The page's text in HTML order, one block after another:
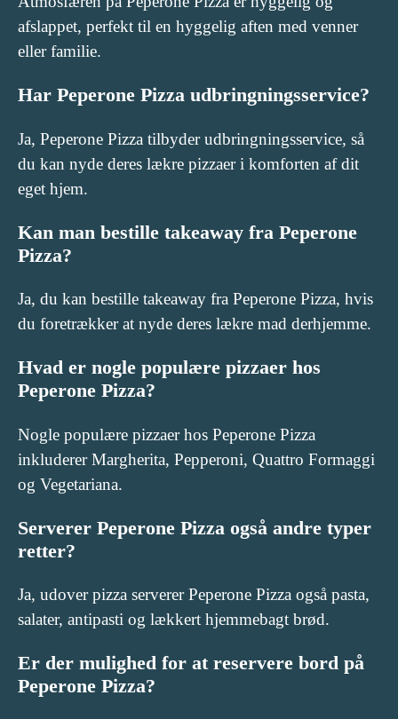
afslappet, perfekt til en hyggelig aften med venner
eller familie.
Har Peperone Pizza udbringningsservice?
Ja, Peperone Pizza tilbyder udbringningsservice, så
du kan nyde deres lækre pizzaer i komforten af dit
eget hjem.
Kan man bestille takeaway fra Peperone
Pizza?
Ja, du kan bestille takeaway fra Peperone Pizza, hvis
du foretrækker at nyde deres lækre mad derhjemme.
Hvad er nogle populære pizzaer hos
Peperone Pizza?
Nogle populære pizzaer hos Peperone Pizza
inkluderer Margherita, Pepperoni, Quattro Formaggi
og Vegetariana.
Serverer Peperone Pizza også andre typer
retter?
Ja, udover pizza serverer Peperone Pizza også pasta,
salater, antipasti og lækkert hjemmebagt brød.
Er der mulighed for at reservere bord på
Peperone Pizza?